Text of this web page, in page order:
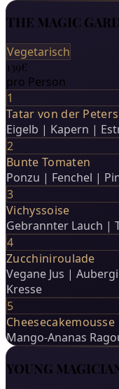
THE MAGIC
Vegetarisch
139€
pro Person
1
Tatar von der
Eigelb | Kapern |
2
Bunte Tomaten
Ponzu | Fenchel |
3
Vichyssoise
Gebrannter Lauch |
4
Zucchiniroulade
Vegane Jus |
Kresse
5
Cheesecakemousse
Mango-Ananas
YOUNG